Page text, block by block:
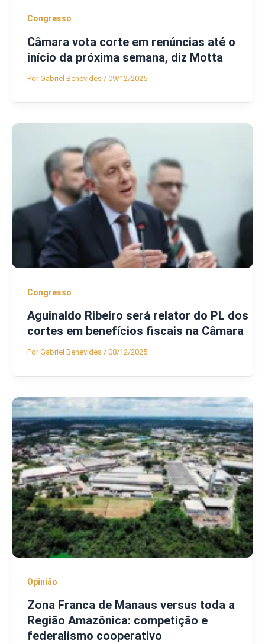
Congresso
Câmara vota corte em renúncias até o
início da próxima semana, diz Motta
PorGabriel Benevides / 09/12/2025
Congresso
Aguinaldo Ribeiro será relator do PL dos
cortes em benefícios fiscais na Câmara
PorGabriel Benevides / 08/12/2025
Opinião
Zona Franca de Manaus versus toda a
Região Amazônica: competição e
federalismo cooperativo